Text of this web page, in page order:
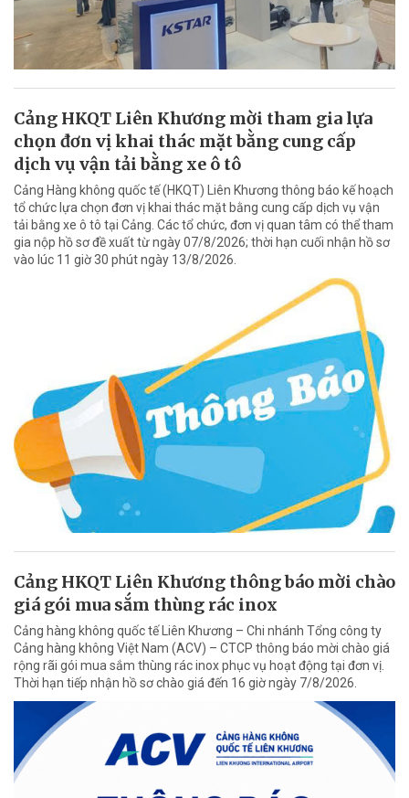
Cảng HKQT Liên Khương mời tham gia lựa
chọn đơn vị khai thác mặt bằng cung cấp
dịch vụ vận tải bằng xe ô tô
Cảng Hàng không quốc tế (HKQT) Liên Khương thông báo kế hoạch
tổ chức lựa chọn đơn vị khai thác mặt bằng cung cấp dịch vụ vận
tải bằng xe ô tô tại Cảng. Các tổ chức, đơn vị quan tâm có thể tham
gia nộp hồ sơ đề xuất từ ngày 07/8/2026; thời hạn cuối nhận hồ sơ
vào lúc 11 giờ 30 phút ngày 13/8/2026.
Cảng HKQT Liên Khương thông báo mời chào
giá gói mua sắm thùng rác inox
Cảng hàng không quốc tế Liên Khương – Chi nhánh Tổng công ty
Cảng hàng không Việt Nam (ACV) – CTCP thông báo mời chào giá
rộng rãi gói mua sắm thùng rác inox phục vụ hoạt động tại đơn vị.
Thời hạn tiếp nhận hồ sơ chào giá đến 16 giờ ngày 7/8/2026.